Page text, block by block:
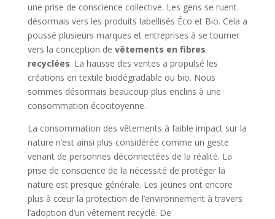
une prise de conscience collective. Les gens se ruent
désormais vers les produits labellisés Éco et Bio. Cela a
poussé plusieurs marques et entreprises à se tourner
vers la conception de vêtements en fibres
recyclées. La hausse des ventes a propulsé les
créations en textile biodégradable ou bio. Nous
sommes désormais beaucoup plus enclins à une
consommation écocitoyenne.
La consommation des vêtements à faible impact sur la
nature n’est ainsi plus considérée comme un geste
venant de personnes déconnectées de la réalité. La
prise de conscience de la nécessité de protéger la
nature est presque générale. Les jeunes ont encore
plus à cœur la protection de l’environnement à travers
l’adoption d’un vêtement recyclé. De